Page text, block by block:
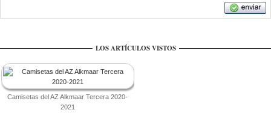
LOS ARTÍCULOS VISTOS
Camisetas del AZ Alkmaar Tercera 2020-
2021